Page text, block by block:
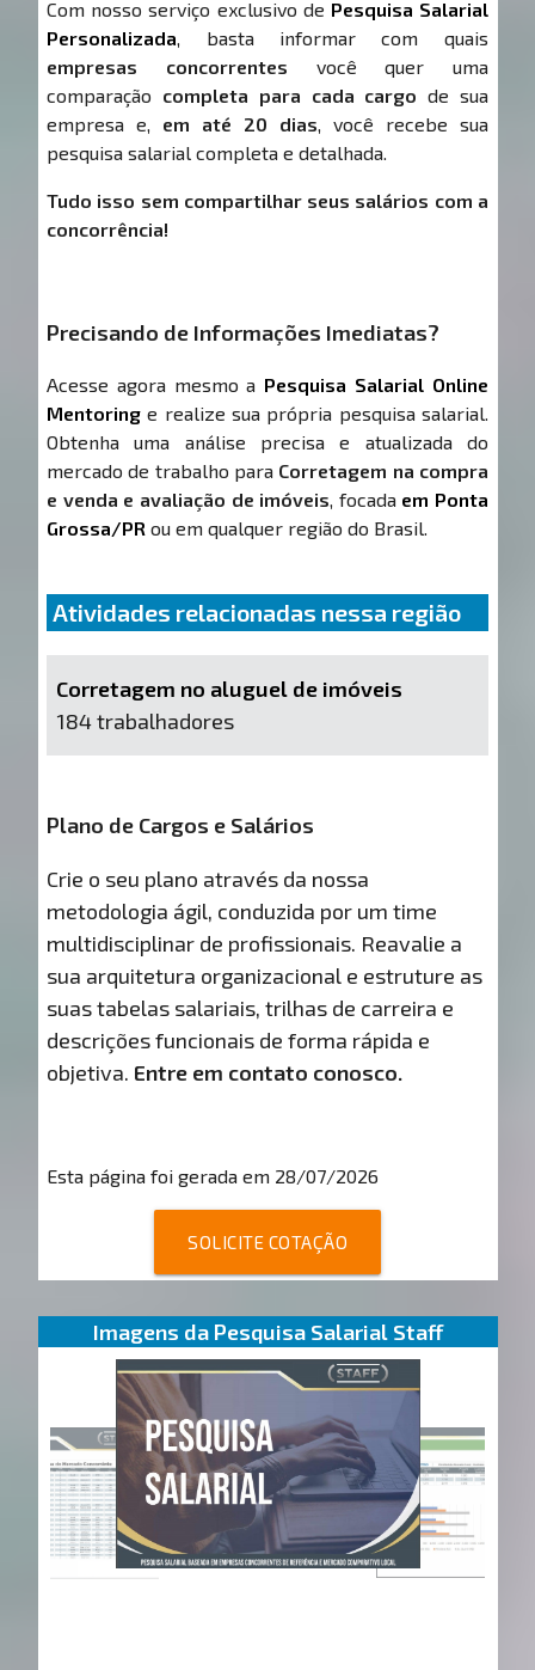
Com nosso serviço exclusivo de Pesquisa Salarial
Personalizada, basta informar com quais
empresas concorrentes você quer uma
comparação completa para cada cargo de sua
empresa e, em até 20 dias, você recebe sua
pesquisa salarial completa e detalhada.
Tudo isso sem compartilhar seus salários com a
concorrência!
Precisando de Informações Imediatas?
Acesse agora mesmo a Pesquisa Salarial Online
Mentoring e realize sua própria pesquisa salarial.
Obtenha uma análise precisa e atualizada do
mercado de trabalho para Corretagem na compra
e venda e avaliação de imóveis, focada em Ponta
Grossa/PR ou em qualquer região do Brasil.
Atividades relacionadas nessa região
Corretagem no aluguel de imóveis
184 trabalhadores
Plano de Cargos e Salários
Crie o seu plano através da nossa
metodologia ágil, conduzida por um time
multidisciplinar de profissionais. Reavalie a
sua arquitetura organizacional e estruture as
suas tabelas salariais, trilhas de carreira e
descrições funcionais de forma rápida e
objetiva. Entre em contato conosco.
Esta página foi gerada em 28/07/2026
SOLICITE COTAÇÃO
Imagens da Pesquisa Salarial Staff